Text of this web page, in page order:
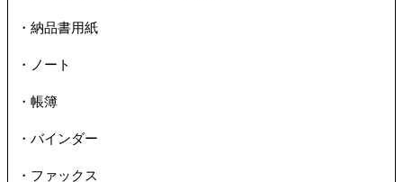
・納品書用紙
・ノート
・帳簿
・バインダー
・ファックス